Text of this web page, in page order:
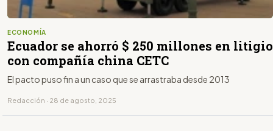
ECONOMÍA
Ecuador se ahorró $ 250 millones en litigio
con compañía china CETC
El pacto puso fin a un caso que se arrastraba desde 2013
Redacción · 28 de agosto, 2025